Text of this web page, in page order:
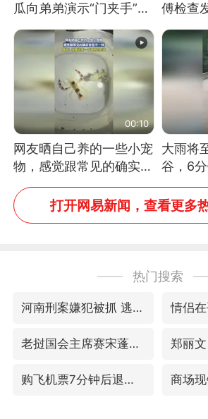
瓜向弟弟演示“门夹手”，
网友：果然言传不如身
教！
傅检查
风口未
00:10
网友晒自己养的一些小宠
物，感觉跟常见的确实有
些不一样
大雨将
谷，6
没有一
打开网易新闻，查看更多
热门搜索
河南刑案嫌犯被抓 逃窜时伤害多人
老挝国会主席赛宋蓬逝世
购飞机票7分钟后退票被扣2022元